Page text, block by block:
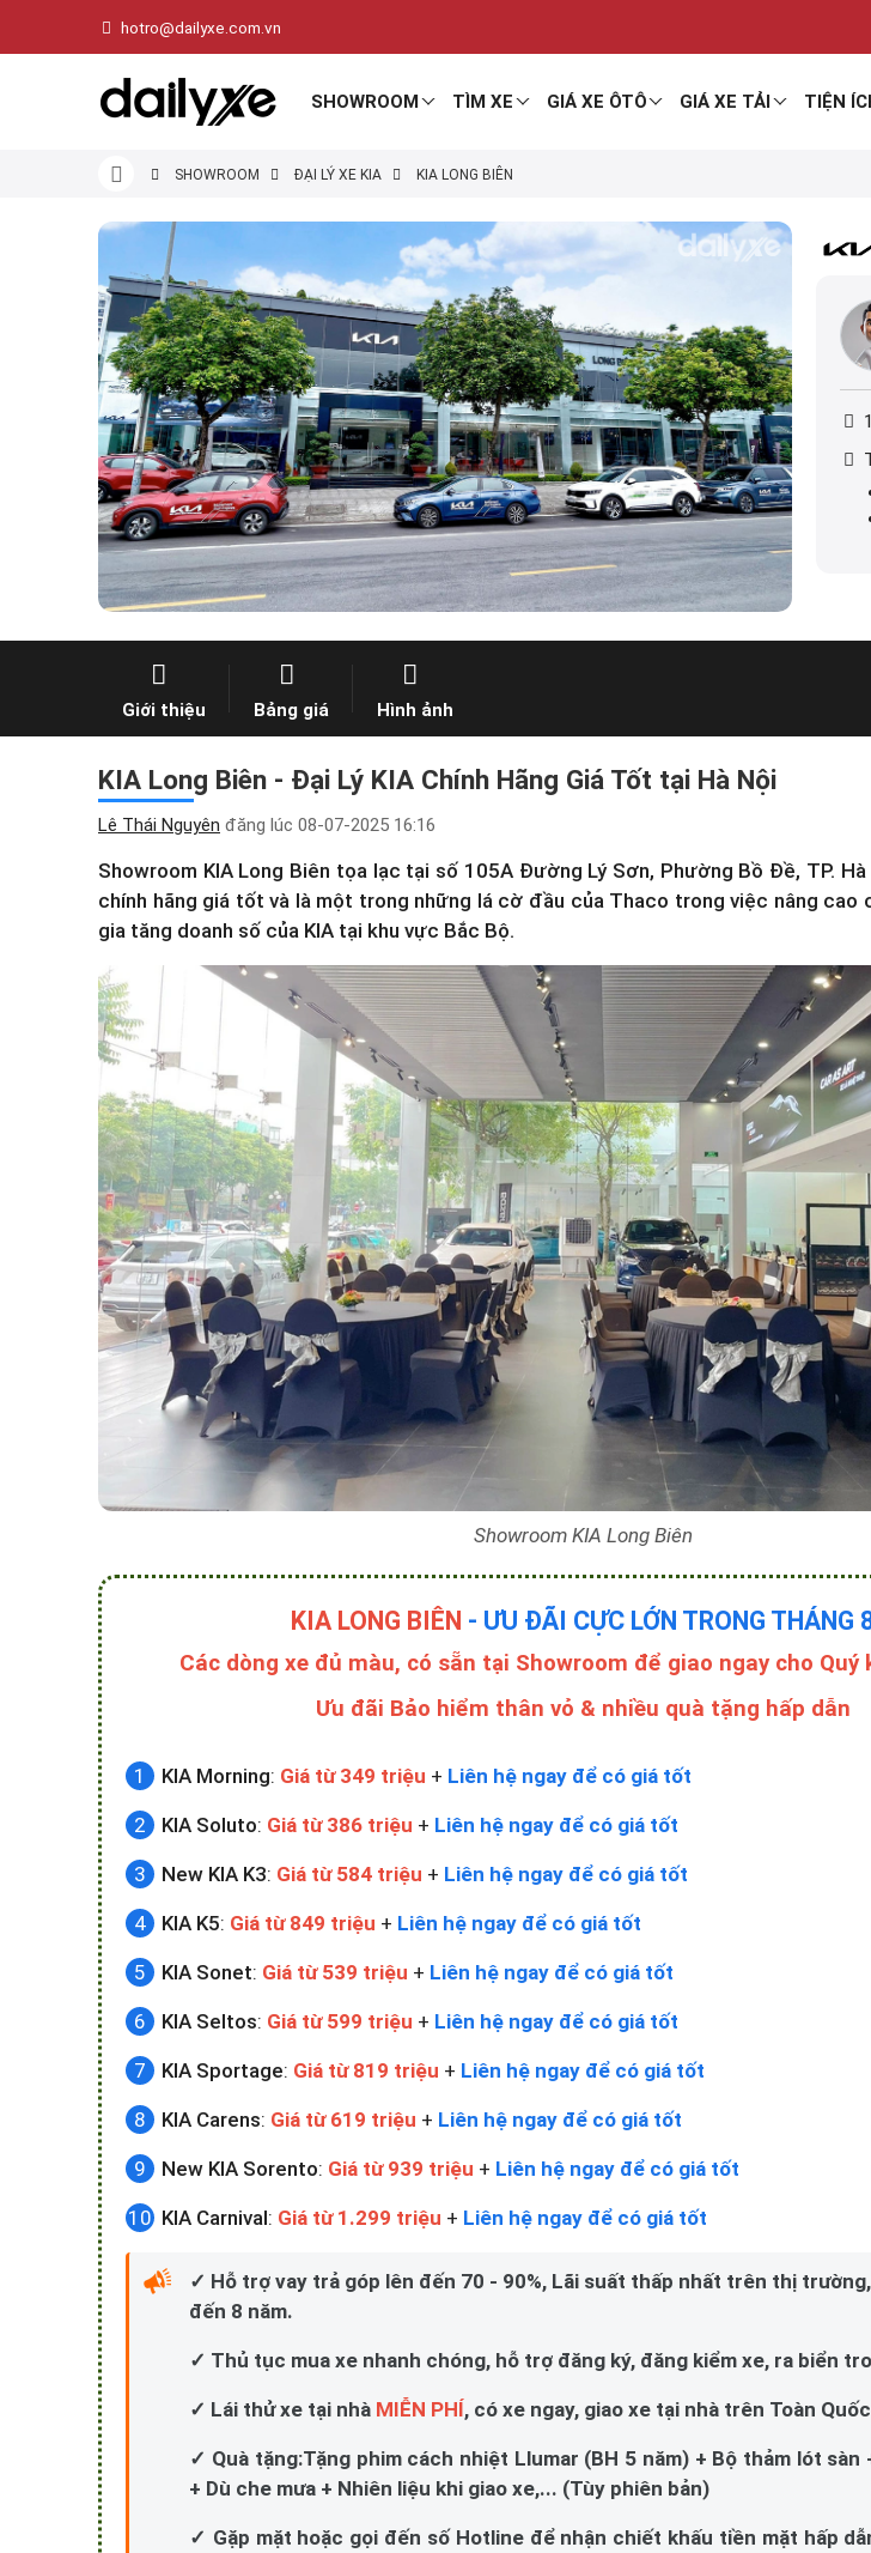
hotro@dailyxe.com.vn
SHOWROOM TÌM XE GIÁ XE ÔTÔ GIÁ XE TẢI TIỆN
SHOWROOM ĐẠI LÝ XE KIA KIA LONG BIÊN
Giới thiệu Bảng giá Hình ảnh
KIA Long Biên - Đại Lý KIA Chính Hãng Giá Tốt tại Hà Nội
Lê Thái Nguyên đăng lúc 08-07-2025 16:16
Showroom KIA Long Biên tọa lạc tại số 105A Đường Lý Sơn, Phường Bồ Đề, TP.
chính hãng giá tốt và là một trong những lá cờ đầu của Thaco trong việc nâng cao
gia tăng doanh số của KIA tại khu vực Bắc Bộ.
Showroom KIA Long Biên
KIA LONG BIÊN - ƯU ĐÃI CỰC LỚN TRONG THÁNG
Các dòng xe đủ màu, có sẵn tại Showroom để giao ngay cho Quý
Ưu đãi Bảo hiểm thân vỏ & nhiều quà tặng hấp dẫn
KIA Morning: Giá từ 349 triệu + Liên hệ ngay để có giá tốt
KIA Soluto: Giá từ 386 triệu + Liên hệ ngay để có giá tốt
New KIA K3: Giá từ 584 triệu + Liên hệ ngay để có giá tốt
KIA K5: Giá từ 849 triệu + Liên hệ ngay để có giá tốt
KIA Sonet: Giá từ 539 triệu + Liên hệ ngay để có giá tốt
KIA Seltos: Giá từ 599 triệu + Liên hệ ngay để có giá tốt
KIA Sportage: Giá từ 819 triệu + Liên hệ ngay để có giá tốt
KIA Carens: Giá từ 619 triệu + Liên hệ ngay để có giá tốt
New KIA Sorento: Giá từ 939 triệu + Liên hệ ngay để có giá tốt
KIA Carnival: Giá từ 1.299 triệu + Liên hệ ngay để có giá tốt
✓ Hỗ trợ vay trả góp lên đến 70 - 90%, Lãi suất thấp nhất trên thị
đến 8 năm.
✓ Thủ tục mua xe nhanh chóng, hỗ trợ đăng ký, đăng kiểm xe, ra biển
✓ Lái thử xe tại nhà MIỄN PHÍ, có xe ngay, giao xe tại nhà trên Toàn
✓ Quà tặng:Tặng phim cách nhiệt Llumar (BH 5 năm) + Bộ thảm lót sàn
+ Dù che mưa + Nhiên liệu khi giao xe,... (Tùy phiên bản)
✓ Gặp mặt hoặc gọi đến số Hotline để nhận chiết khấu tiền mặt hấp